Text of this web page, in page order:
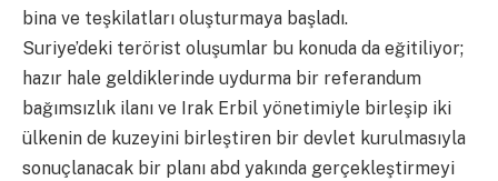
bina ve teşkilatları oluşturmaya başladı.
Suriye’deki terörist oluşumlar bu konuda da eğitiliyor;
hazır hale geldiklerinde uydurma bir referandum
bağımsızlık ilanı ve Irak Erbil yönetimiyle birleşip iki
ülkenin de kuzeyini birleştiren bir devlet kurulmasıyla
sonuçlanacak bir planı abd yakında gerçekleştirmeyi